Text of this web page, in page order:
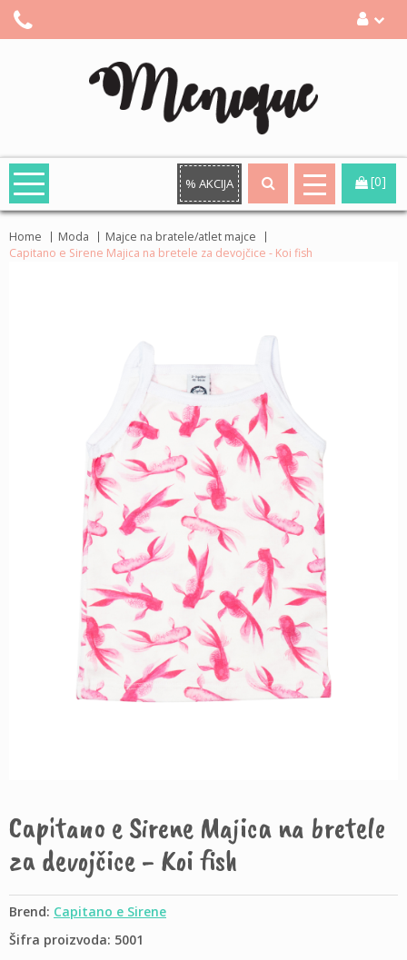
% AKCIJA [0]
Home Moda
Majce na bratele/atlet majce
Capitano e Sirene Majica na bretele za devojčice - Koi fish
Capitano e Sirene Majica na bretele
za devojčice - Koi fish
Brend: Capitano e Sirene
Šifra proizvoda: 5001